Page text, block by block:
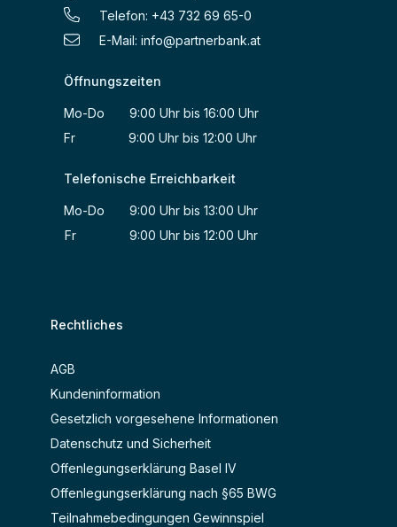
Telefon: +43 732 69 65-0
E-Mail: info@partnerbank.at
Öffnungszeiten
Mo-Do 9:00 Uhr bis 16:00 Uhr
Fr 9:00 Uhr bis 12:00 Uhr
Telefonische Erreichbarkeit
Mo-Do 9:00 Uhr bis 13:00 Uhr
Fr 9:00 Uhr bis 12:00 Uhr
Rechtliches
AGB
Kundeninformation
Gesetzlich vorgesehene Informationen
Datenschutz und Sicherheit
Offenlegungserklärung Basel IV
Offenlegungserklärung nach §65 BWG
Teilnahmebedingungen Gewinnspiel